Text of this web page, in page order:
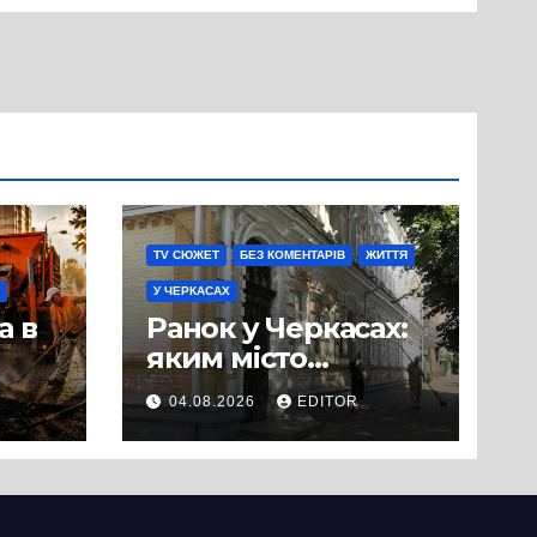
в
TV СЮЖЕТ БЕЗ КОМЕНТАРІВ ЖИТТЯ
У ЧЕРКАСАХ
Ранок у Черкасах:
яким місто
зустрічає новий
день
04.08.2026 EDITOR